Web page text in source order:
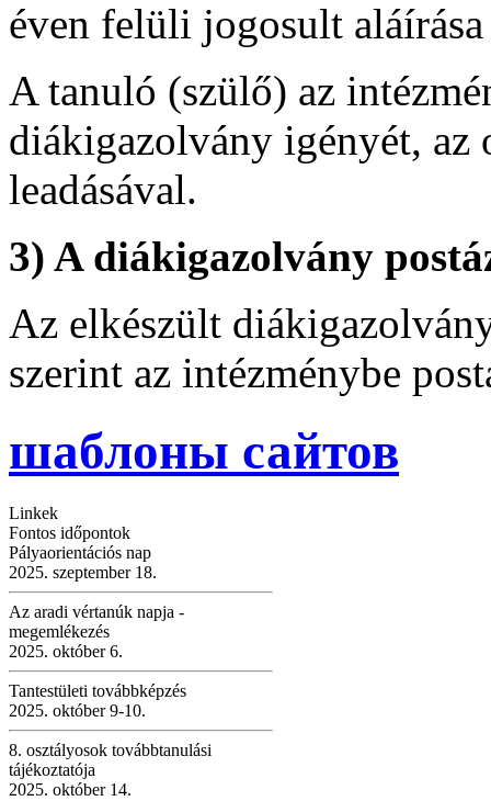
éven felüli jogosult aláírása
A tanuló (szülő) az
diákigazolvány igényét, az
leadásával.
3) A diákigazolvány
Az elkészült
szerint az intézménybe
шаблоны сайтов
Linkek
Fontos időpontok
Pályaorientációs nap
2025. szeptember 18.
Az aradi vértanúk napja -
megemlékezés
2025. október 6.
Tantestületi továbbképzés
2025. október 9-10.
8. osztályosok továbbtanulási
tájékoztatója
2025. október 14.